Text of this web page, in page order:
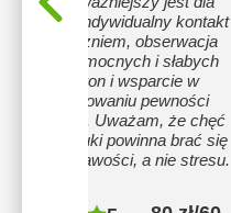
mnie indywidualny kontakt
z uczniem, obserwacja
jego mocnych i słabych
stron i wsparcie w
budowaniu pewności
siebie. Uważam, że chęć
do nauki powinna brać się
z ciekawości, a nie stresu.